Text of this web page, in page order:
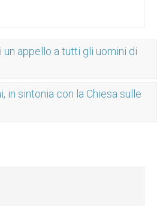
appello a tutti gli uomini di
in sintonia con la Chiesa sulle